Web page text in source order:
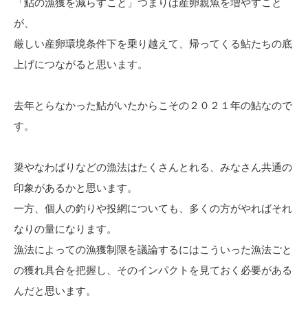
「鮎の漁獲を減らすこと」つまりは産卵親魚を増やすこと
が、
厳しい産卵環境条件下を乗り越えて、帰ってくる鮎たちの底
上げにつながると思います。
去年とらなかった鮎がいたからこその２０２１年の鮎なので
す。
簗やなわばりなどの漁法はたくさんとれる、みなさん共通の
印象があるかと思います。
一方、個人の釣りや投網についても、多くの方がやればそれ
なりの量になります。
漁法によっての漁獲制限を議論するにはこういった漁法ごと
の獲れ具合を把握し、そのインパクトを見ておく必要がある
んだと思います。